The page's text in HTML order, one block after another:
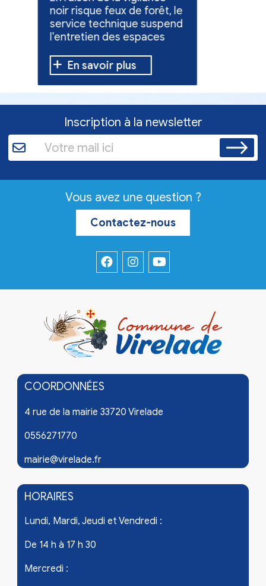
espaces verts
noir risque feux de forêt, le
service technique suspend
l'entretien des espaces
En savoir plus
Inscription à la newsletter
Vous avez une question ?
Contactez-nous
COORDONNÉES
4 rue de la mairie 33720 Virelade
0556271770
mairie@virelade.fr
HORAIRES
Lundi, Mardi, Jeudi et Vendredi :
De 14 h à 17 h 30
Mercredi :